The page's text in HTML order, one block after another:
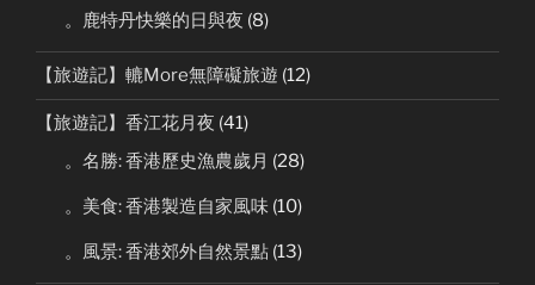
。鹿特丹快樂的日與夜 (8)
【旅遊記】轆More無障礙旅遊 (12)
【旅遊記】香江花月夜 (41)
。名勝: 香港歷史漁農歲月 (28)
。美食: 香港製造自家風味 (10)
。風景: 香港郊外自然景點 (13)